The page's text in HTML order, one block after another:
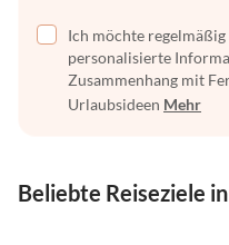
Ich möchte
personalisierte
Zusammenhang mit
Urlaubsideen Mehr
Beliebte Reiseziele